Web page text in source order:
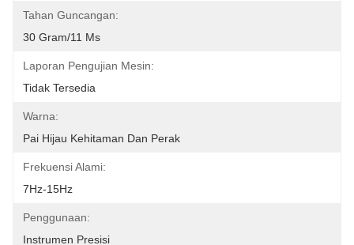
Tahan Guncangan:
30 Gram/11 Ms
Laporan Pengujian Mesin:
Tidak Tersedia
Warna:
Pai Hijau Kehitaman Dan Perak
Frekuensi Alami:
7Hz-15Hz
Penggunaan:
Instrumen Presisi